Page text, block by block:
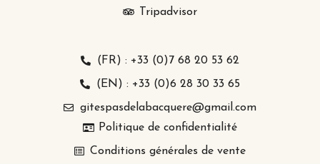
Tripadvisor
(FR) : +33 (0)7 68 20 53 62
(EN) : +33 (0)6 28 30 33 65
gitespasdelabacquere@gmail.com
Politique de confidentialité
Conditions générales de vente